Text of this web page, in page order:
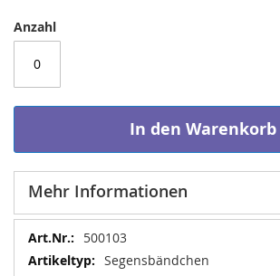
Anzahl
In den Warenkorb
Mehr Informationen
Mehr
Informationen
500103
Segensbändchen